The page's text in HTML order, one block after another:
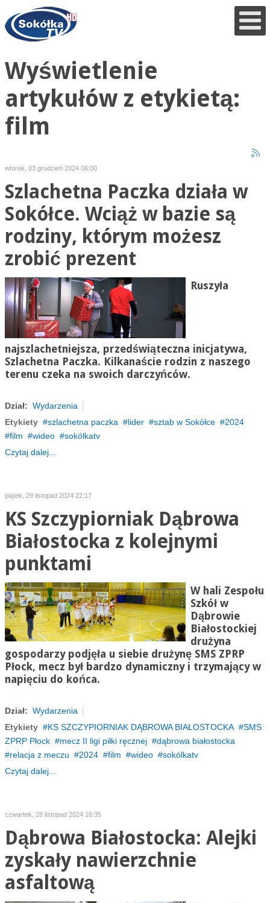
Wyświetlenie
artykułów z etykietą:
film
wtorek, 03 grudzień 2024 06:00
Szlachetna Paczka działa w
Sokółce. Wciąż w bazie są
rodziny, którym możesz
zrobić prezent
Ruszyła
najszlachetniejsza, przedświąteczna inicjatywa,
Szlachetna Paczka. Kilkanaście rodzin z naszego
terenu czeka na swoich darczyńców.
Dział: Wydarzenia
Etykiety
szlachetna paczka lider sztab w Sokółce
2024
film
wideo
sokólkatv
Czytaj dalej...
piątek, 29 listopad 2024 22:17
KS Szczypiorniak Dąbrowa
Białostocka z kolejnymi
punktami
W hali Zespołu
Szkół w
Dąbrowie
Białostockiej
drużyna
gospodarzy podjęła u siebie drużynę SMS ZPRP
Płock, mecz był bardzo dynamiczny i trzymający w
napięciu do końca.
Dział: Wydarzenia
Etykiety
KS SZCZYPIORNIAK DĄBROWA BIAŁOSTOCKA
SMS
ZPRP Płock
mecz II ligi piłki ręcznej
dąbrowa białostocka
relacja z meczu
2024 film wideo
sokólkatv
Czytaj dalej...
czwartek, 28 listopad 2024 16:35
Dąbrowa Białostocka: Alejki
zyskały nawierzchnie
asfaltową